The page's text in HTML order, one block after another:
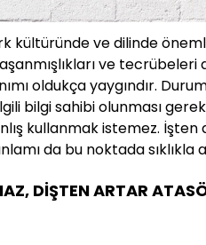
kültüründe ve dilinde
ve tecrübeleri
oldukça yaygındır.
bilgi sahibi olunması
kullanmak istemez.
da bu noktada sıklıkla
DİŞTEN ARTAR